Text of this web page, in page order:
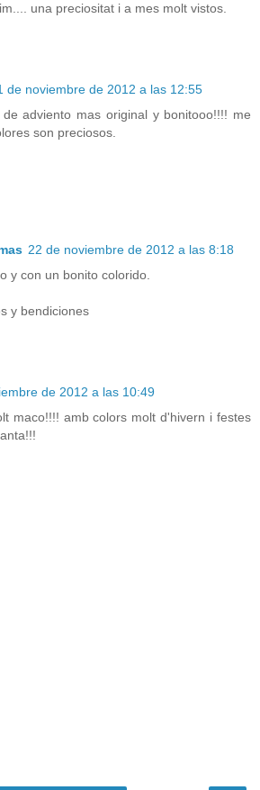
una preciositat i a mes molt vistos.
de noviembre de 2012 a las 12:55
adviento mas original y bonitooo!!!! me
son preciosos.
22 de noviembre de 2012 a las 8:18
y con un bonito colorido.
y bendiciones
de 2012 a las 10:49
maco!!!! amb colors molt d'hivern i festes